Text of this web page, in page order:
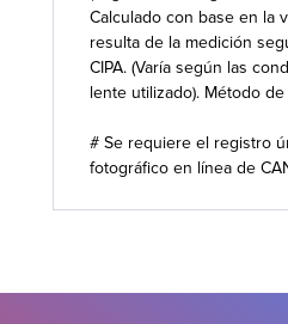
Calculado con base en la
resulta de la medición
CIPA. (Varía según las
lente utilizado). Método
# Se requiere el registro
fotográfico en línea de